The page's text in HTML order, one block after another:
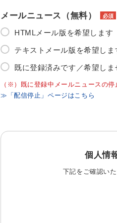
メールニュース（無料） 必須
HTMLメール版を希望します
テキストメール版を希望しま
既に登録済みです／希望しま
（※）既に登録中メールニュースの
≫「配信停止」ページはこちら
個人情
下記をご確認い